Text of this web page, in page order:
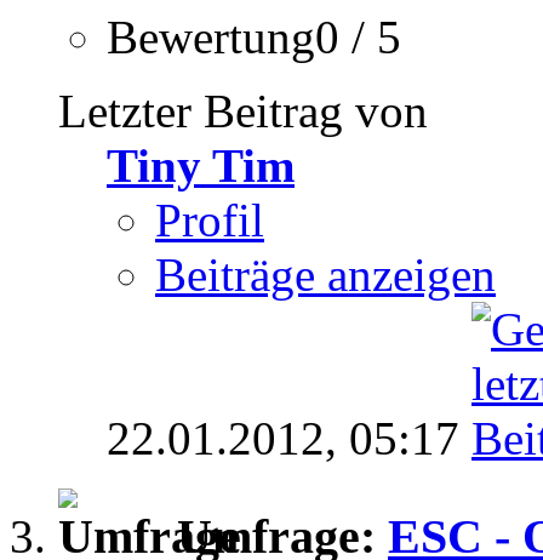
Bewertung0 / 5
Letzter Beitrag von
Tiny Tim
Profil
Beiträge anzeigen
22.01.2012, 05:17
Umfrage: ESC -